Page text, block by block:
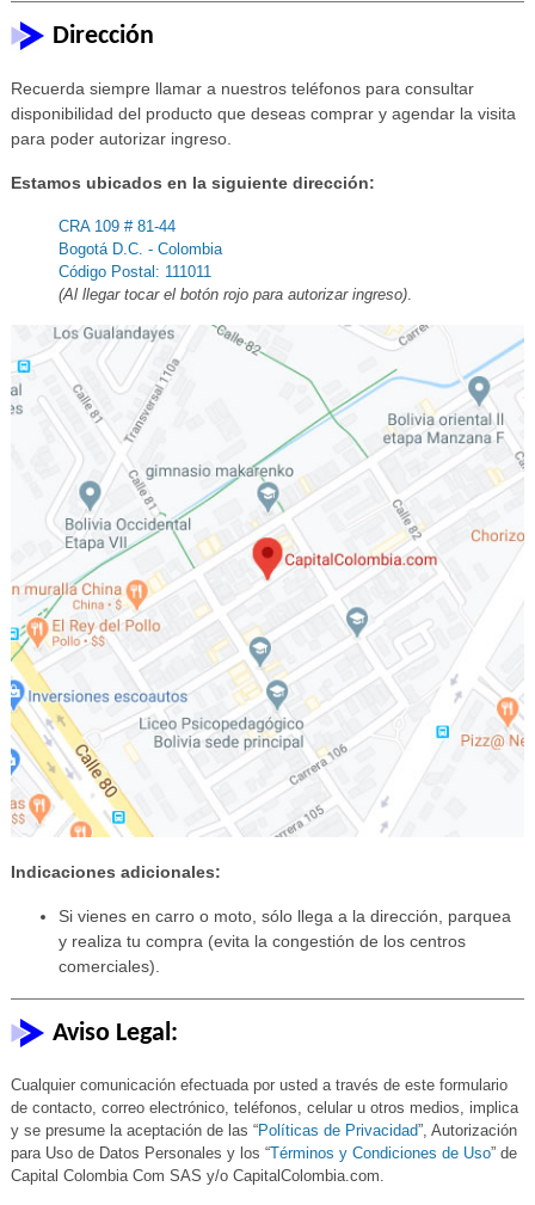
Dirección
Recuerda siempre llamar a nuestros teléfonos para consultar
disponibilidad del producto que deseas comprar y agendar la visita
para poder autorizar ingreso.
Estamos ubicados en la siguiente dirección:
CRA 109 # 81-44
Bogotá D.C. - Colombia
Código Postal: 111011
(Al llegar tocar el botón rojo para autorizar ingreso).
Indicaciones adicionales:
Si vienes en carro o moto, sólo llega a la dirección, parquea
y realiza tu compra (evita la congestión de los centros
comerciales).
Aviso Legal:
Cualquier comunicación efectuada por usted a través de este formulario
de contacto, correo electrónico, teléfonos, celular u otros medios, implica
y se presume la aceptación de las “Políticas de Privacidad”, Autorización
para Uso de Datos Personales y los “Términos y Condiciones de Uso” de
Capital Colombia Com SAS y/o CapitalColombia.com.